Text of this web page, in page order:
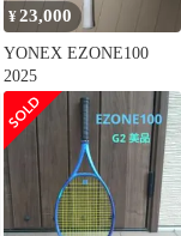
¥23,000
YONEX EZONE100
2025